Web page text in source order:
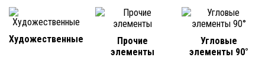
Художественные
Прочие
элементы
Угловые
элементы 90°